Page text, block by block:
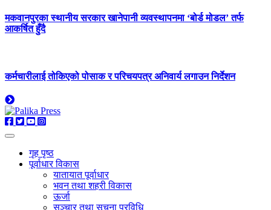
मकवानपुरका स्थानीय सरकार खानेपानी व्यवस्थापनमा ‘बोर्ड मोडल’ तर्फ
आकर्षित हुँदै
कर्मचारीलाई तोकिएको पोसाक र परिचयपत्र अनिवार्य लगाउन निर्देशन
गृह पृष्ठ
पूर्वाधार विकास
यातायात पूर्वाधार
भवन तथा शहरी विकास
ऊर्जा
सञ्चार तथा सूचना प्रविधि